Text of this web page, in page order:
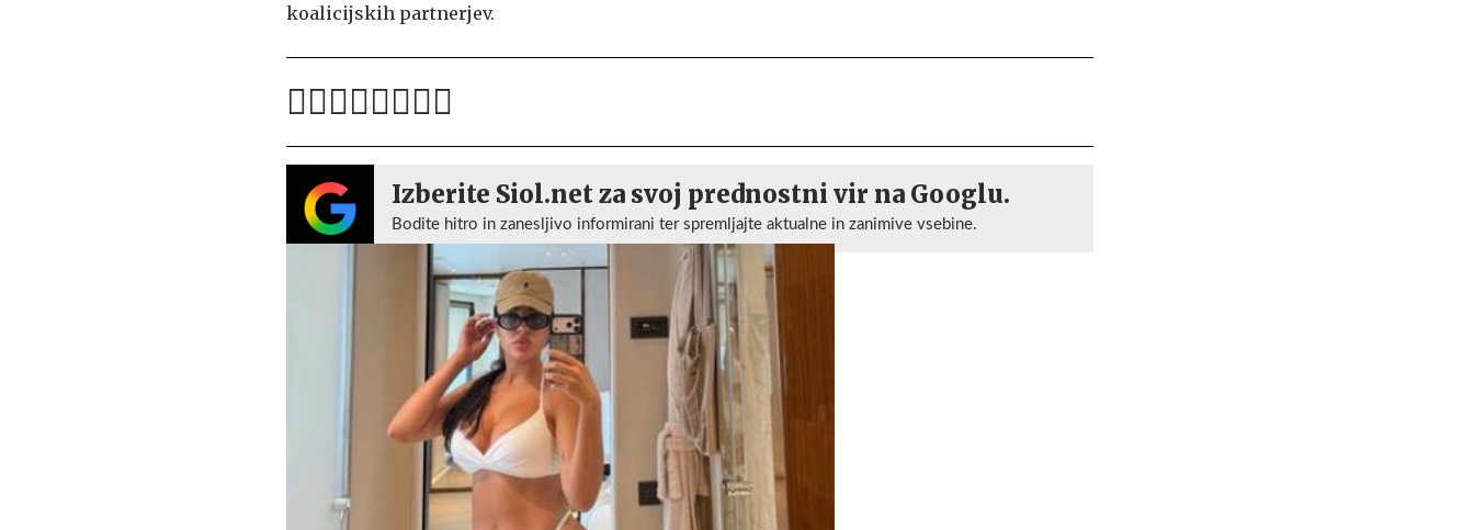
koalicijskih partnerjev.
Izberite Siol.net za svoj prednostni vir na Googlu.
Bodite hitro in zanesljivo informirani ter spremljajte aktualne in zanimive vsebine.